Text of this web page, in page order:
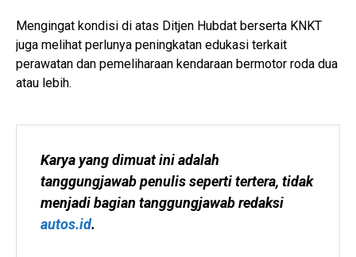
Mengingat kondisi di atas Ditjen Hubdat berserta KNKT
juga melihat perlunya peningkatan edukasi terkait
perawatan dan pemeliharaan kendaraan bermotor roda dua
atau lebih.
Karya yang dimuat ini adalah
tanggungjawab penulis seperti tertera, tidak
autos.id.